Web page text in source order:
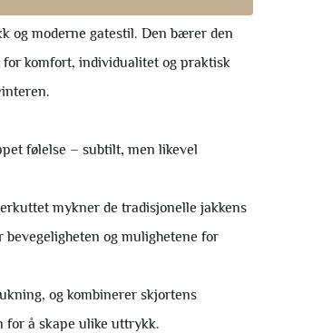
og moderne gatestil. Den bærer den
for komfort, individualitet og praktisk
følelse – subtilt, men likevel
mykner de tradisjonelle jakkens
og mulighetene for
og kombinerer skjortens
for å skape ulike uttrykk.